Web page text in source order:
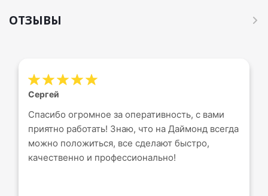
ОТЗЫВЫ
Сергей
Спасибо огромное за оперативность, с вами
приятно работать! Знаю, что на Даймонд всегда
можно положиться, все сделают быстро,
качественно и профессионально!